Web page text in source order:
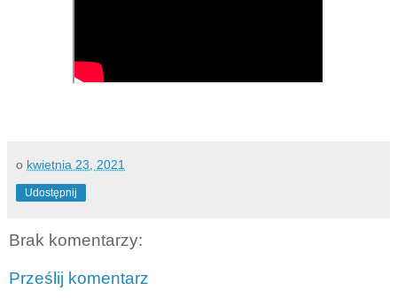
o kwietnia 23, 2021
Udostępnij
Brak komentarzy:
Prześlij komentarz